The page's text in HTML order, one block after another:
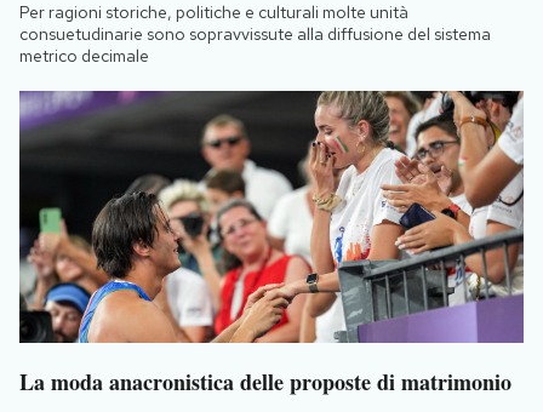
Per ragioni storiche, politiche e culturali molte unità
consuetudinarie sono sopravvissute alla diffusione del sistema
metrico decimale
La moda anacronistica delle proposte di matrimonio